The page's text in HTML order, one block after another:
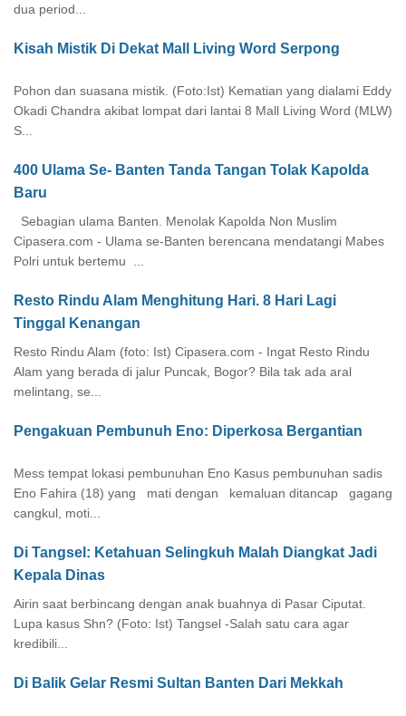
dua period...
Kisah Mistik Di Dekat Mall Living Word Serpong
Pohon dan suasana mistik. (Foto:Ist) Kematian yang dialami Eddy
Okadi Chandra akibat lompat dari lantai 8 Mall Living Word (MLW)
S...
400 Ulama Se- Banten Tanda Tangan Tolak Kapolda
Baru
Sebagian ulama Banten. Menolak Kapolda Non Muslim
Cipasera.com - Ulama se-Banten berencana mendatangi Mabes
Polri untuk bertemu ...
Resto Rindu Alam Menghitung Hari. 8 Hari Lagi
Tinggal Kenangan
Resto Rindu Alam (foto: Ist) Cipasera.com - Ingat Resto Rindu
Alam yang berada di jalur Puncak, Bogor? Bila tak ada aral
melintang, se...
Pengakuan Pembunuh Eno: Diperkosa Bergantian
Mess tempat lokasi pembunuhan Eno Kasus pembunuhan sadis
Eno Fahira (18) yang mati dengan kemaluan ditancap gagang
cangkul, moti...
Di Tangsel: Ketahuan Selingkuh Malah Diangkat Jadi
Kepala Dinas
Airin saat berbincang dengan anak buahnya di Pasar Ciputat.
Lupa kasus Shn? (Foto: Ist) Tangsel -Salah satu cara agar
kredibili...
Di Balik Gelar Resmi Sultan Banten Dari Mekkah